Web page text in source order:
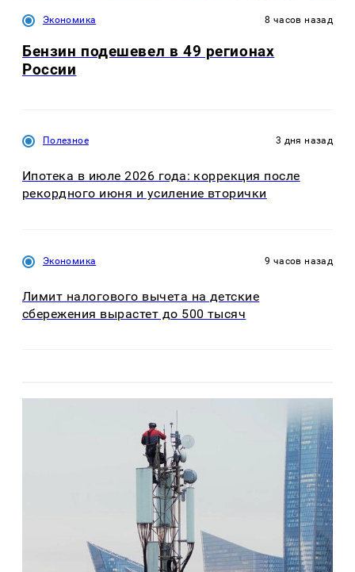
Экономика 8 часов назад
Бензин подешевел в 49 регионах
России
Полезное 3 дня назад
Ипотека в июле 2026 года: коррекция после
рекордного июня и усиление вторички
Экономика 9 часов назад
Лимит налогового вычета на детские
сбережения вырастет до 500 тысяч